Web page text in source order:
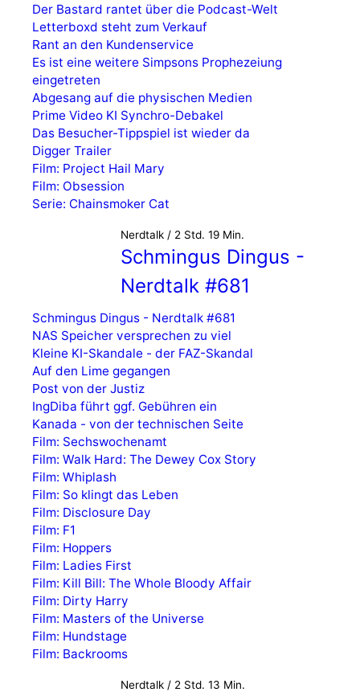
Der Bastard rantet über die Podcast-Welt
Letterboxd steht zum Verkauf
Rant an den Kundenservice
Es ist eine weitere Simpsons Prophezeiung
eingetreten
Abgesang auf die physischen Medien
Prime Video KI Synchro-Debakel
Das Besucher-Tippspiel ist wieder da
Digger Trailer
Film: Project Hail Mary
Film: Obsession
Serie: Chainsmoker Cat
Nerdtalk / 2 Std. 19 Min.
Schmingus Dingus -
Nerdtalk #681
Schmingus Dingus - Nerdtalk #681
NAS Speicher versprechen zu viel
Kleine KI-Skandale - der FAZ-Skandal
Auf den Lime gegangen
Post von der Justiz
IngDiba führt ggf. Gebühren ein
Kanada - von der technischen Seite
Film: Sechswochenamt
Film: Walk Hard: The Dewey Cox Story
Film: Whiplash
Film: So klingt das Leben
Film: Disclosure Day
Film: F1
Film: Hoppers
Film: Ladies First
Film: Kill Bill: The Whole Bloody Affair
Film: Dirty Harry
Film: Masters of the Universe
Film: Hundstage
Film: Backrooms
Nerdtalk / 2 Std. 13 Min.